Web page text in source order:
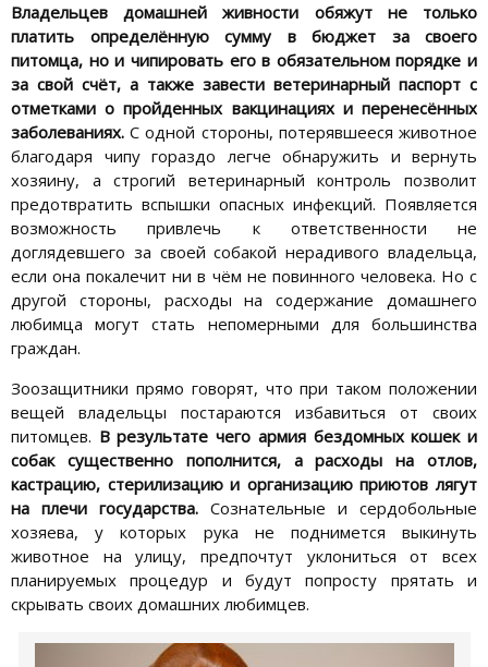
Владельцев домашней живности обяжут не только
платить определённую сумму в бюджет за своего
питомца, но и чипировать его в обязательном порядке и
за свой счёт, а также завести ветеринарный паспорт с
отметками о пройденных вакцинациях и перенесённых
заболеваниях. С одной стороны, потерявшееся животное
благодаря чипу гораздо легче обнаружить и вернуть
хозяину, а строгий ветеринарный контроль позволит
предотвратить вспышки опасных инфекций. Появляется
возможность привлечь к ответственности не
доглядевшего за своей собакой нерадивого владельца,
если она покалечит ни в чём не повинного человека. Но с
другой стороны, расходы на содержание домашнего
любимца могут стать непомерными для большинства
граждан.
Зоозащитники прямо говорят, что при таком положении
вещей владельцы постараются избавиться от своих
питомцев. В результате чего армия бездомных кошек и
собак существенно пополнится, а расходы на отлов,
кастрацию, стерилизацию и организацию приютов лягут
на плечи государства. Сознательные и сердобольные
хозяева, у которых рука не поднимется выкинуть
животное на улицу, предпочтут уклониться от всех
планируемых процедур и будут попросту прятать и
скрывать своих домашних любимцев.